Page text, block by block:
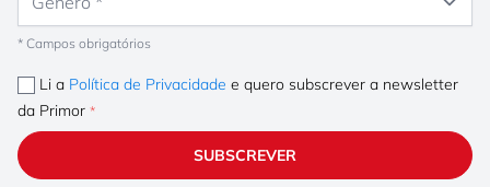
* Campos obrigatórios
Li a Política de Privacidade e quero subscrever a newsletter
da Primor
SUBSCREVER